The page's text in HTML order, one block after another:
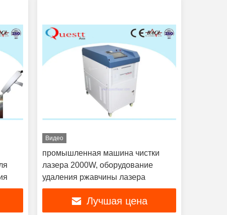
Видео
промышленная машина чистки
лазера 2000W, оборудование
удаления ржавчины лазера
Лучшая цена